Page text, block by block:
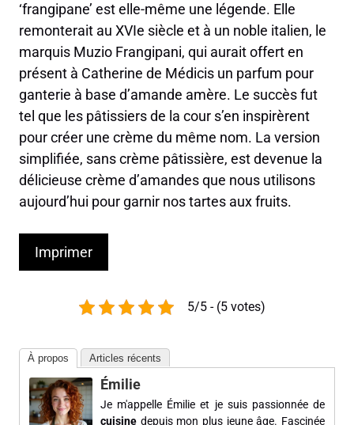
‘frangipane’ est elle-même une légende. Elle
remonterait au XVIe siècle et à un noble italien, le
marquis Muzio Frangipani, qui aurait offert en
présent à Catherine de Médicis un parfum pour
ganterie à base d’amande amère. Le succès fut
tel que les pâtissiers de la cour s’en inspirèrent
pour créer une crème du même nom. La version
simplifiée, sans crème pâtissière, est devenue la
délicieuse crème d’amandes que nous utilisons
aujourd’hui pour garnir nos tartes aux fruits.
Imprimer
5/5 - (5 votes)
À propos Articles récents
Émilie
Je m'appelle Émilie et je suis passionnée de
cuisine depuis mon plus jeune âge. Fascinée